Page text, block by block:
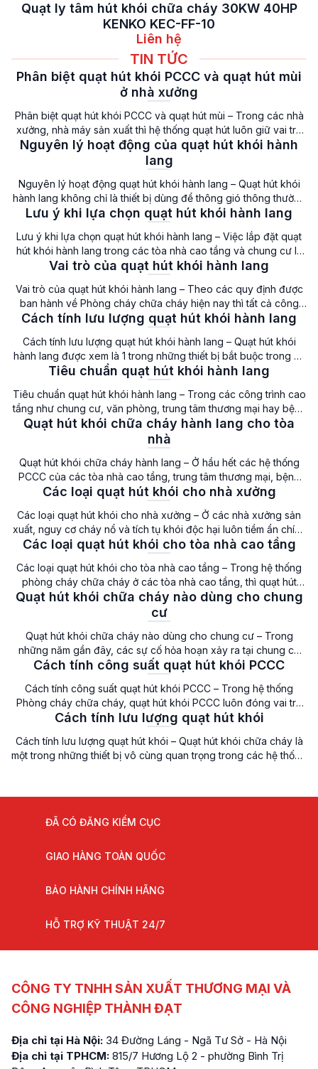
Quạt ly tâm hút khói chữa cháy 30KW 40HP
KENKO KEC-FF-10
Liên hệ
TIN TỨC
Phân biệt quạt hút khói PCCC và quạt hút mùi
ở nhà xưởng
Phân biệt quạt hút khói PCCC và quạt hút mùi – Trong các nhà
xưởng, nhà máy sản xuất thì hệ thống quạt hút luôn giữ vai trò
cực kỳ quan trọng để đảm bảo môi trường làm việc an toàn,
thông thoáng và tuân thủ tiêu chuẩn phòng cháy chữa cháy.
Tuy nhiên, nhiều […]
Nguyên lý hoạt động của quạt hút khói hành
lang
Nguyên lý hoạt động quạt hút khói hành lang – Quạt hút khói
hành lang không chỉ là thiết bị dùng để thông gió thông thường
mà còn được xem là thiết bị bắt buộc phải có trong hệ thống
PCCC của các tòa nhà cao tầng, chung cư, khách sạn và trung
tâm thương […]
Lưu ý khi lựa chọn quạt hút khói hành lang
Lưu ý khi lựa chọn quạt hút khói hành lang – Việc lắp đặt quạt
hút khói hành lang trong các tòa nhà cao tầng và chung cư là
yếu tố quan trọng, đảm bảo an toàn cho cư dân và tuân thủ
các tiêu chuẩn phòng cháy chữa cháy. Lưu ý khi lựa chọn […]
Vai trò của quạt hút khói hành lang
Vai trò của quạt hút khói hành lang – Theo các quy định được
ban hành về Phòng cháy chữa cháy hiện nay thì tất cả công
trình cao tầng, chung cư, trung tâm thương mại, khách sạn hay
các công trình công cộng đều bắt buộc phải lắp đặt hệ thống
PCCC. Trong đó, […]
Cách tính lưu lượng quạt hút khói hành lang
Cách tính lưu lượng quạt hút khói hành lang – Quạt hút khói
hành lang được xem là 1 trong những thiết bị bắt buộc trong hệ
thống thông gió và phòng cháy chữa cháy của các tòa nhà
cao tầng, chung cư. Để đảm bảo hiệu quả tối đa, việc tính toán
lưu lượng […]
Tiêu chuẩn quạt hút khói hành lang
Tiêu chuẩn quạt hút khói hành lang – Trong các công trình cao
tầng như chung cư, văn phòng, trung tâm thương mại hay bệnh
viện, hệ thống quạt hút khói hành lang đóng vai trò cực kỳ
quan trọng trong phòng cháy chữa cháy. Tiêu chuẩn quạt hút
khói hành lang Khi hỏa hoạn […]
Quạt hút khói chữa cháy hành lang cho tòa
nhà
Quạt hút khói chữa cháy hành lang – Ở hầu hết các hệ thống
PCCC của các tòa nhà cao tầng, trung tâm thương mại, bệnh
viện hay chung cư, thì quạt hút khói hành lang đóng luôn đóng
vai trò quan trọng. Đây là thiết bị được thiết kế chuyên biệt
nhằm hút và […]
Các loại quạt hút khói cho nhà xưởng
Các loại quạt hút khói cho nhà xưởng – Ở các nhà xưởng sản
xuất, nguy cơ cháy nổ và tích tụ khói độc hại luôn tiềm ẩn chính
vì thế để đảm bảo an toàn cho người lao động và đáp ứng quy
định PCCC, thì việc trang bị, lắp đặt quạt hút khói […]
Các loại quạt hút khói cho tòa nhà cao tầng
Các loại quạt hút khói cho tòa nhà cao tầng – Trong hệ thống
phòng cháy chữa cháy ở các tòa nhà cao tầng, thì quạt hút
khói luôn được xem là thiết bị quan trọng. Khi xảy ra hỏa hoạn,
khói thường lan nhanh và rộng làm giảm tầm nhìn và gây ngạt
thở […]
Quạt hút khói chữa cháy nào dùng cho chung
cư
Quạt hút khói chữa cháy nào dùng cho chung cư – Trong
những năm gần đây, các sự cố hỏa hoạn xảy ra tại chung cư
cao tầng ngày càng nhiều, gây thiệt hại nghiêm trọng về người
và tài sản. Bên cạnh hệ thống báo cháy, chữa cháy tự động thì
việc trang bị […]
Cách tính công suất quạt hút khói PCCC
Cách tính công suất quạt hút khói PCCC – Trong hệ thống
Phòng cháy chữa cháy, quạt hút khói PCCC luôn đóng vai trò
then chốt giúp hút khói, giảm nhiệt, duy trì lối thoát hiểm và hỗ
trợ cứu hỏa. Tuy nhiên, để quạt hoạt động hiệu quả, việc tính
toán chính xác công […]
Cách tính lưu lượng quạt hút khói
Cách tính lưu lượng quạt hút khói – Quạt hút khói chữa cháy là
một trong những thiết bị vô cùng quan trọng trong các hệ thống
chuẩn PCCC thì […]
ĐÃ CÓ ĐĂNG KIỂM CỤC
GIAO HÀNG TOÀN QUỐC
BẢO HÀNH CHÍNH HÃNG
HỖ TRỢ KỸ THUẬT 24/7
CÔNG TY TNHH SẢN XUẤT THƯƠNG MẠI VÀ
CÔNG NGHIỆP THÀNH ĐẠT
Địa chỉ tại Hà Nội: 34 Đường Láng - Ngã Tư Sở - Hà Nội
Địa chỉ tại TPHCM: 815/7 Hương Lộ 2 - phường Bình Trị